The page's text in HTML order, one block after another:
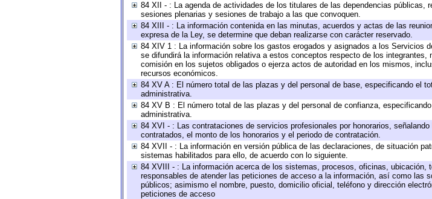
84 XII - : La agenda de actividades de los titulares de las dependencias
sesiones plenarias y sesiones de trabajo a las que convoquen.
84 XIII - : La información contenida en las minutas, acuerdos y actas de las
expresa de la Ley, se determine que deban realizarse con carácter reservado.
84 XIV 1 : La información sobre los gastos erogados y asignados a los Servicios
se difundirá la información relativa a estos conceptos respecto de los
comisión en los sujetos obligados o ejerza actos de autoridad en los mismos,
recursos económicos.
84 XV A : El número total de las plazas y del personal de base, especificando el
administrativa.
84 XV B : El número total de las plazas y del personal de confianza,
administrativa.
84 XVI - : Las contrataciones de servicios profesionales por honorarios,
contratados, el monto de los honorarios y el periodo de contratación.
84 XVII - : La información en versión pública de las declaraciones, de situación
sistemas habilitados para ello, de acuerdo con lo siguiente.
84 XVIII - : La información acerca de los sistemas, procesos, oficinas, ubicación,
responsables de atender las peticiones de acceso a la información, así como las
públicos; asimismo el nombre, puesto, domicilio oficial, teléfono y dirección
peticiones de acceso